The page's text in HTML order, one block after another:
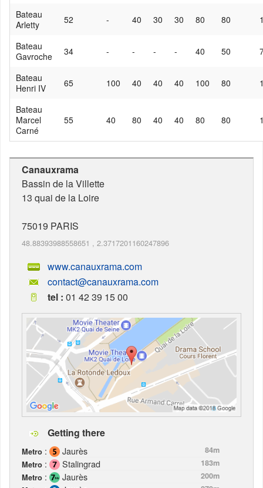
Bateau
Arletty
52 - 40 30 30 80 80
Bateau
Gavroche
34 - - - - 40 50
Bateau
Henri IV
65 100 40 40 40 100 80
Bateau
Marcel
Carné
55 40 80 40 40 80 80
Canauxrama
Bassin de la Villette
13 quai de la Loire
75019 PARIS
48.88393988558651 , 2.3717201160247896
www.canauxrama.com
contact@canauxrama.com
tel : 01 42 39 15 00
Getting there
Metro : Jaurès
84m
Metro : Stalingrad
183m
Metro : Jaurès
200m